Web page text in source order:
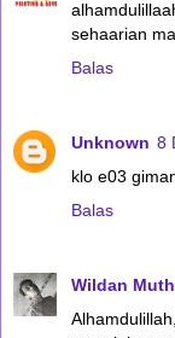
sehaarian
Balas
Unknown 8
klo e03
Balas
Wildan